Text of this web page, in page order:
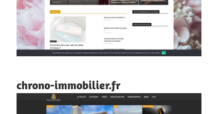
chrono-immobilier.fr